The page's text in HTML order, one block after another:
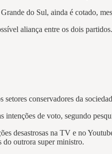
do Sul, ainda é cotado,
aliança entre os dois partidos.
conservadores da
de voto, segundo
desastrosas na TV e no
do outrora super ministro.